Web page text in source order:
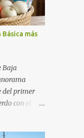
Las
vacacional
estatal que
sorpresa del
Comondú
en el
destinos
Mulegé:
Básica más
Baja
del primer
con el